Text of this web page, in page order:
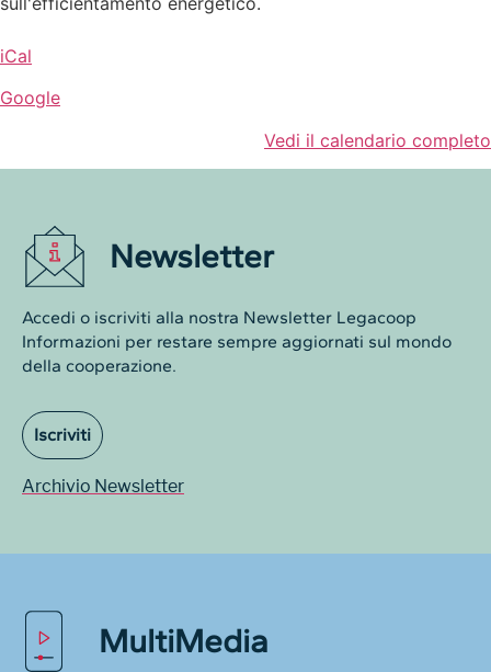
iCal
Google
Vedi il calendario completo
Newsletter
Accedi o iscriviti alla nostra Newsletter Legacoop
Informazioni per restare sempre aggiornati sul mondo
della cooperazione.
Iscriviti
Archivio Newsletter
MultiMedia